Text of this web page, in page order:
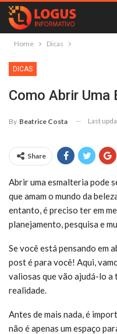
Home Dicas
DICAS
Como Abrir Uma
By Beatrice Costa Last
Share
Abrir uma esmalteria pode
que amam o mundo da
entanto, é preciso ter em
planejamento, pesquisa e
Se você está pensando em
post é para você! Aqui,
valiosas que vão ajudá-lo a
realidade.
Antes de mais nada, é
não é apenas um espaço